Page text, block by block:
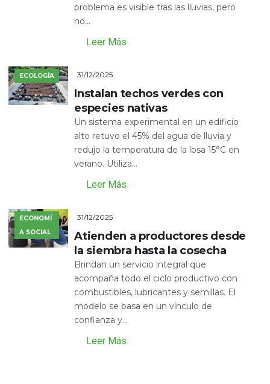
problema es visible tras las lluvias, pero
no...
Leer Más
ECOLOGÍA 31/12/2025
Instalan techos verdes con
especies nativas
Un sistema experimental en un edificio
alto retuvo el 45% del agua de lluvia y
redujo la temperatura de la losa 15°C en
verano. Utiliza...
Leer Más
ECONOMÍ
A SOCIAL
31/12/2025
Atienden a productores desde
la siembra hasta la cosecha
Brindan un servicio integral que
acompaña todo el ciclo productivo con
combustibles, lubricantes y semillas. El
modelo se basa en un vínculo de
confianza y...
Leer Más